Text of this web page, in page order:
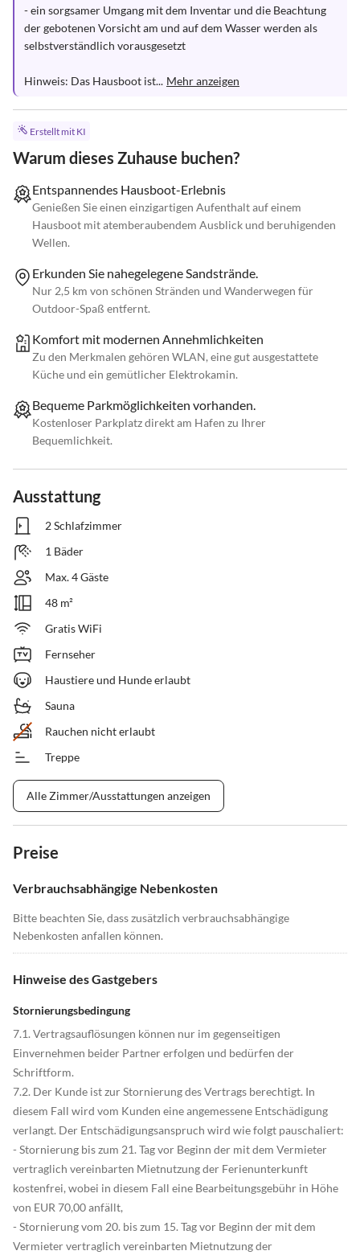
- ein sorgsamer Umgang mit dem Inventar und die Beachtung
der gebotenen Vorsicht am und auf dem Wasser werden als
selbstverständlich vorausgesetzt
Hinweis: Das Hausboot ist... Mehr anzeigen
Erstellt mit KI
Warum dieses Zuhause buchen?
Entspannendes Hausboot-Erlebnis
Genießen Sie einen einzigartigen Aufenthalt auf einem
Hausboot mit atemberaubendem Ausblick und beruhigenden
Wellen.
Erkunden Sie nahegelegene Sandstrände.
Nur 2,5 km von schönen Stränden und Wanderwegen für
Outdoor-Spaß entfernt.
Komfort mit modernen Annehmlichkeiten
Zu den Merkmalen gehören WLAN, eine gut ausgestattete
Küche und ein gemütlicher Elektrokamin.
Bequeme Parkmöglichkeiten vorhanden.
Kostenloser Parkplatz direkt am Hafen zu Ihrer
Bequemlichkeit.
Ausstattung
2 Schlafzimmer
1 Bäder
Max. 4 Gäste
48 m²
Gratis WiFi
Fernseher
Haustiere und Hunde erlaubt
Sauna
Rauchen nicht erlaubt
Treppe
Alle Zimmer/Ausstattungen anzeigen
Preise
Verbrauchsabhängige Nebenkosten
Bitte beachten Sie, dass zusätzlich verbrauchsabhängige
Nebenkosten anfallen können.
Hinweise des Gastgebers
Stornierungsbedingung
7.1. Vertragsauflösungen können nur im gegenseitigen
Einvernehmen beider Partner erfolgen und bedürfen der
Schriftform.
7.2. Der Kunde ist zur Stornierung des Vertrags berechtigt. In
diesem Fall wird vom Kunden eine angemessene Entschädigung
verlangt. Der Entschädigungsanspruch wird wie folgt pauschaliert:
- Stornierung bis zum 21. Tag vor Beginn der mit dem Vermieter
vertraglich vereinbarten Mietnutzung der Ferienunterkunft
kostenfrei, wobei in diesem Fall eine Bearbeitungsgebühr in Höhe
von EUR 70,00 anfällt,
- Stornierung vom 20. bis zum 15. Tag vor Beginn der mit dem
Vermieter vertraglich vereinbarten Mietnutzung der